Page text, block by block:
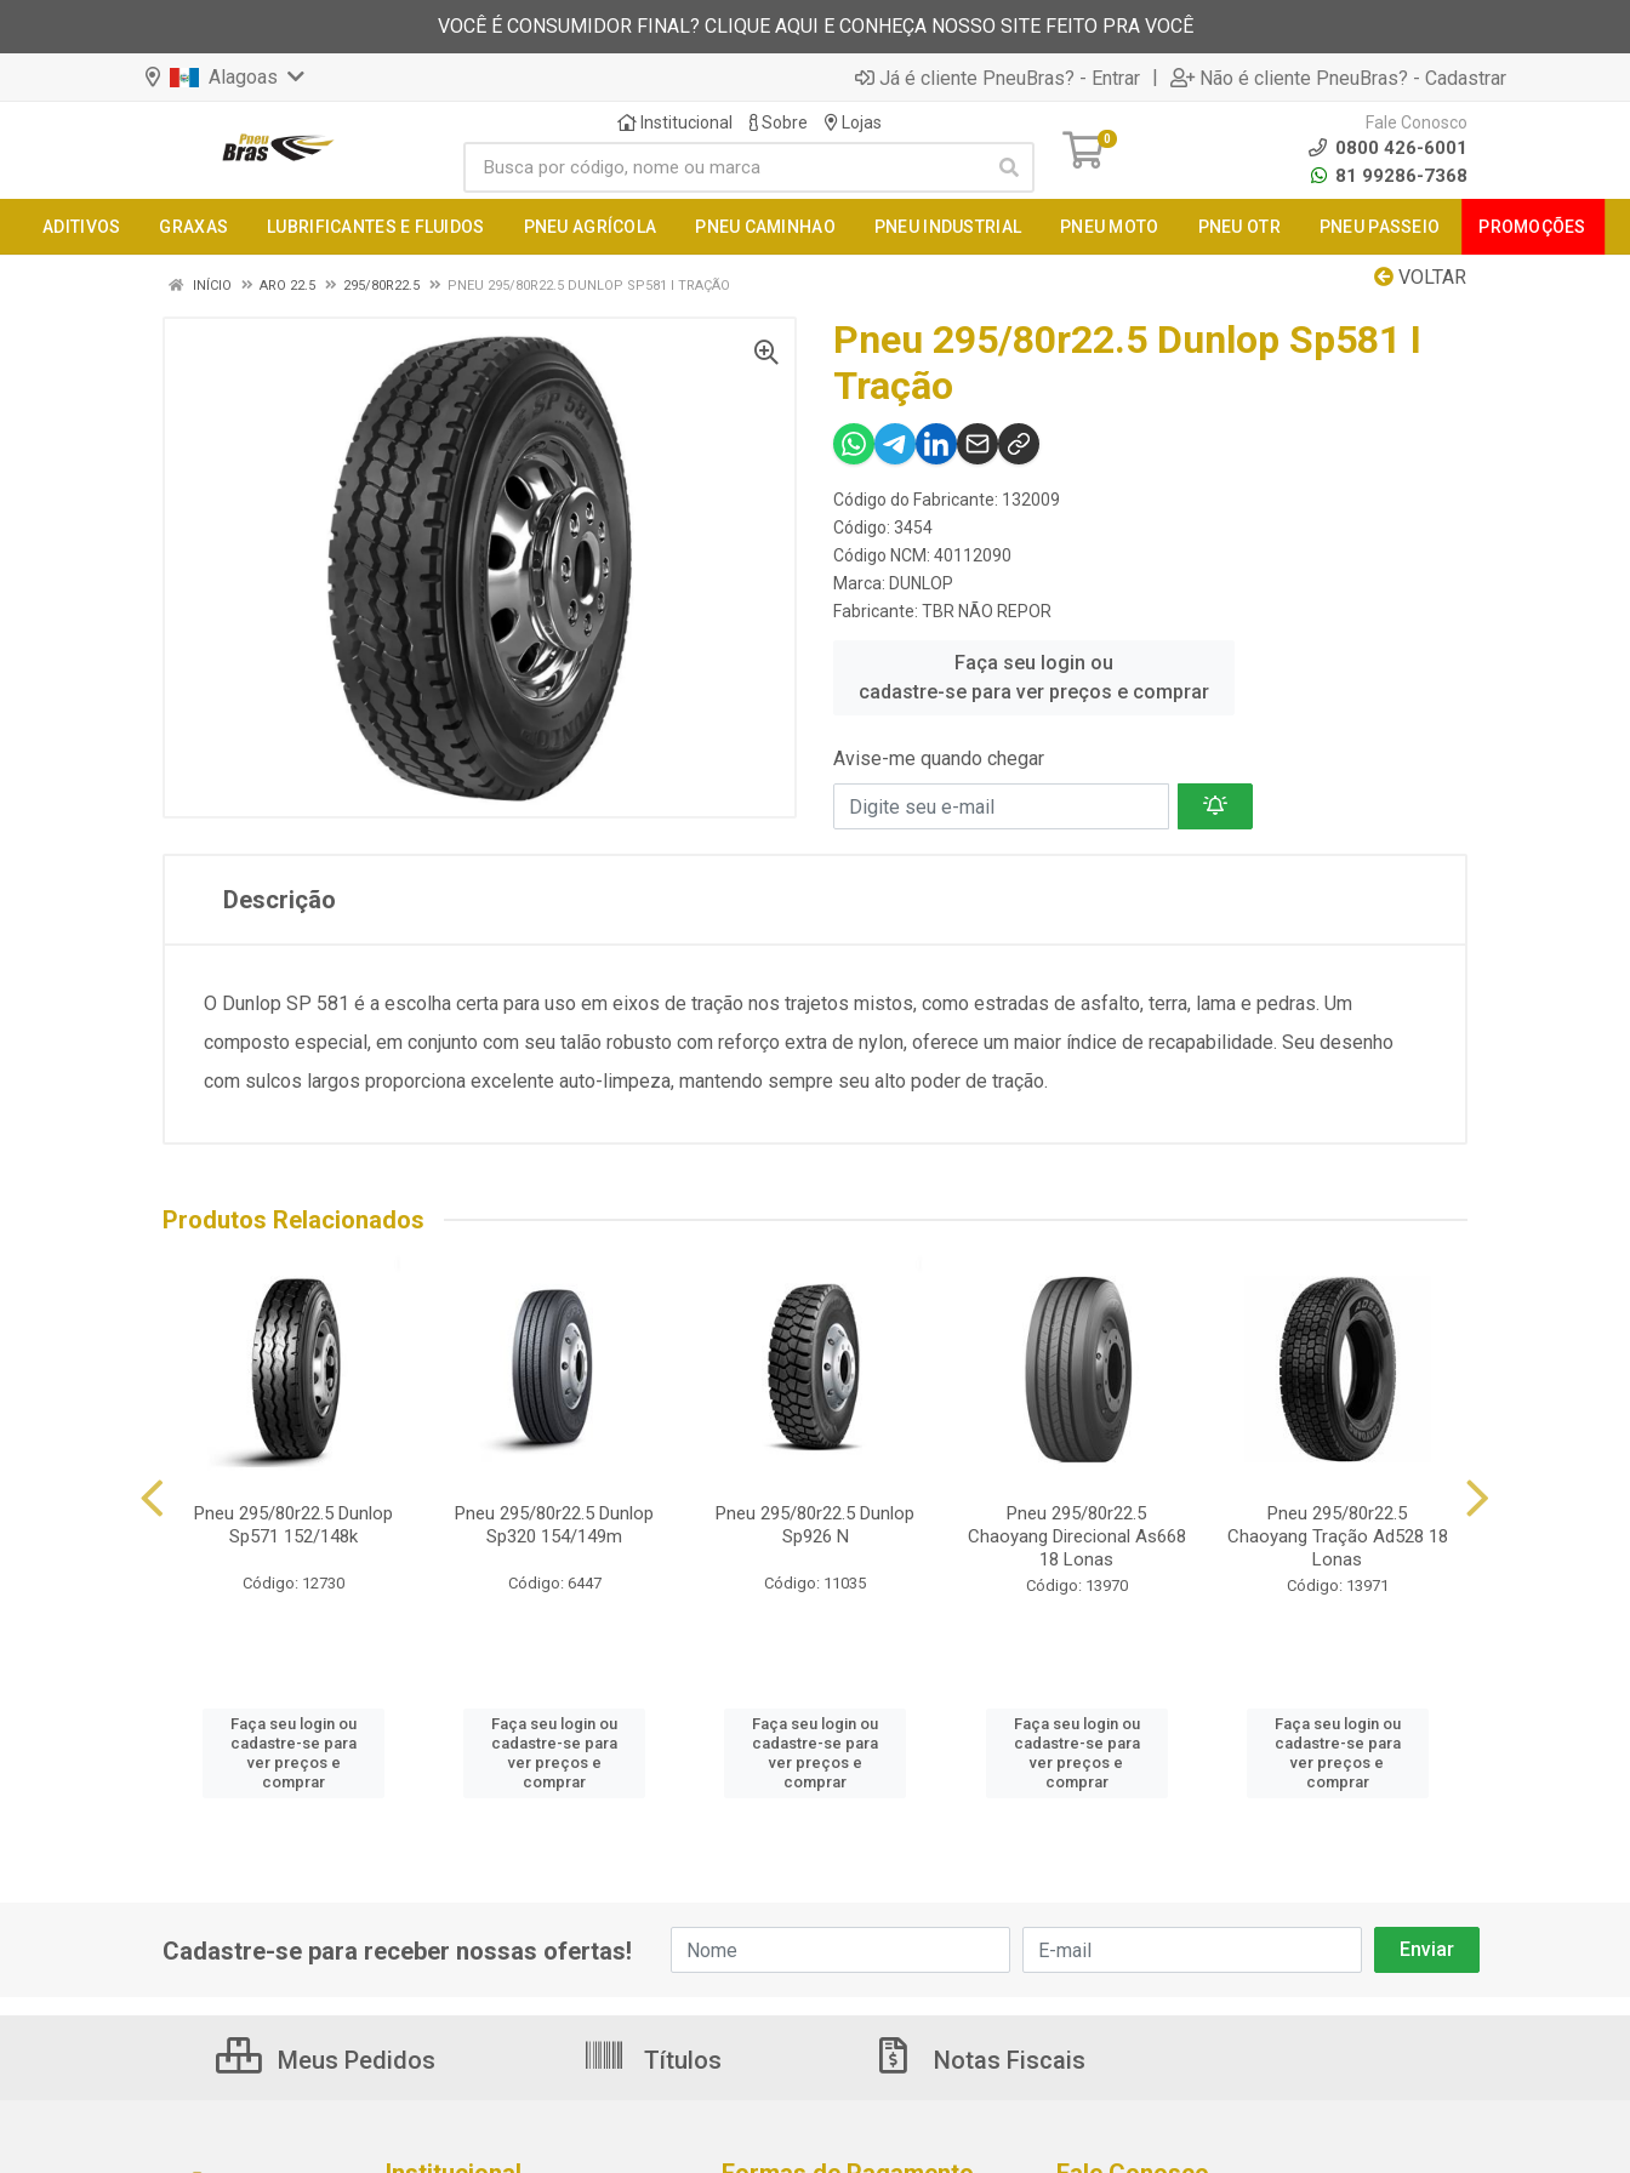
VOCÊ É CONSUMIDOR FINAL? CLIQUE AQUI E CONHEÇA NOSSO SITE FEITO PRA VOCÊ
Alagoas Já é cliente PneuBras? - Entrar | Não é cliente PneuBras? - Cadastrar
Institucional Sobre Lojas
0
Fale Conosco
0800 426-6001
81 99286-7368
ADITIVOS GRAXAS LUBRIFICANTES E FLUIDOS PNEU AGRÍCOLA PNEU CAMINHAO PNEU INDUSTRIAL PNEU MOTO PNEU OTR PNEU PASSEIO PROMOÇÕES
VOLTAR
INÍCIO ARO 22.5 295/80R22.5 PNEU 295/80R22.5 DUNLOP SP581 I TRAÇÃO
Pneu 295/80r22.5 Dunlop Sp581 I
Tração
Código do Fabricante: 132009
Código: 3454
Código NCM: 40112090
Marca: DUNLOP
Fabricante: TBR NÃO REPOR
Faça seu login ou
cadastre-se para ver preços e comprar
Avise-me quando chegar
Descrição
O Dunlop SP 581 é a escolha certa para uso em eixos de tração nos trajetos mistos, como estradas de asfalto, terra, lama e pedras. Um
composto especial, em conjunto com seu talão robusto com reforço extra de nylon, oferece um maior índice de recapabilidade. Seu desenho
com sulcos largos proporciona excelente auto-limpeza, mantendo sempre seu alto poder de tração.
Produtos Relacionados
Pneu 295/80r22.5 Dunlop
Sp571 152/148k
Código: 12730
Faça seu login ou
cadastre-se para
ver preços e
comprar
Pneu 295/80r22.5 Dunlop
Sp320 154/149m
Código: 6447
Faça seu login ou
cadastre-se para
ver preços e
comprar
Pneu 295/80r22.5 Dunlop
Sp926 N
Código: 11035
Faça seu login ou
cadastre-se para
ver preços e
comprar
Pneu 295/80r22.5
Chaoyang Direcional As668
18 Lonas
Código: 13970
Faça seu login ou
cadastre-se para
ver preços e
comprar
Pneu 295/80r22.5
Chaoyang Tração Ad528 18
Lonas
Código: 13971
Faça seu login ou
cadastre-se para
ver preços e
comprar
Cadastre-se para receber nossas ofertas!
Meus Pedidos Títulos Notas Fiscais